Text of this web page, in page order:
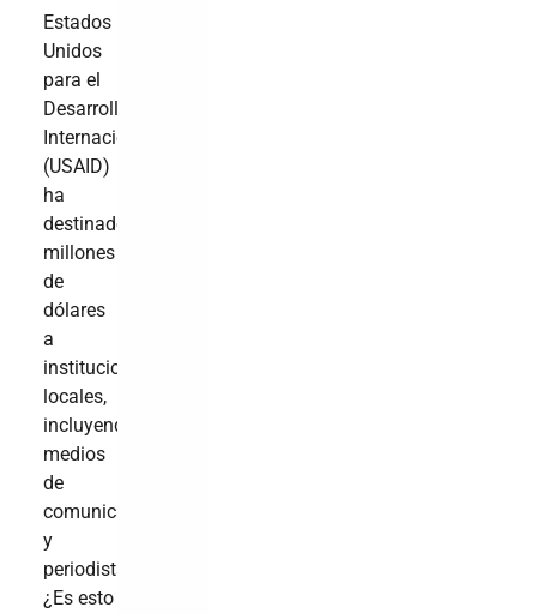
Estados
Unidos
para el
Desarrollo
Internacional
(USAID)
ha
destinado
millones
de
dólares
a
instituciones
locales,
incluyendo
medios
de
comunicación
y
periodistas.
¿Es esto